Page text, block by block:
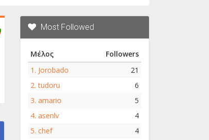
Bulgaria Most Followed
Μέλος
Followers
1. Jorobado
21
2.tudoru
6
3. amario
5
4. asenlv
4
5. chef
4